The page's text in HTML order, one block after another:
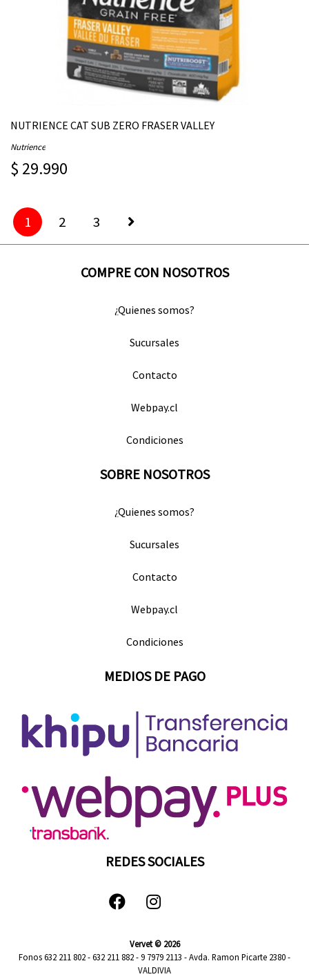
NUTRIENCE CAT SUB ZERO FRASER VALLEY
Nutrience
$ 29.990
1 2 3
COMPRE CON NOSOTROS
¿Quienes somos?
Sucursales
Contacto
Webpay.cl
Condiciones
SOBRE NOSOTROS
¿Quienes somos?
Sucursales
Contacto
Webpay.cl
Condiciones
MEDIOS DE PAGO
REDES SOCIALES
Vervet © 2026
Fonos 632 211 802 - 632 211 882 - 9 7979 2113 - Avda. Ramon Picarte 2380 -
VALDIVIA